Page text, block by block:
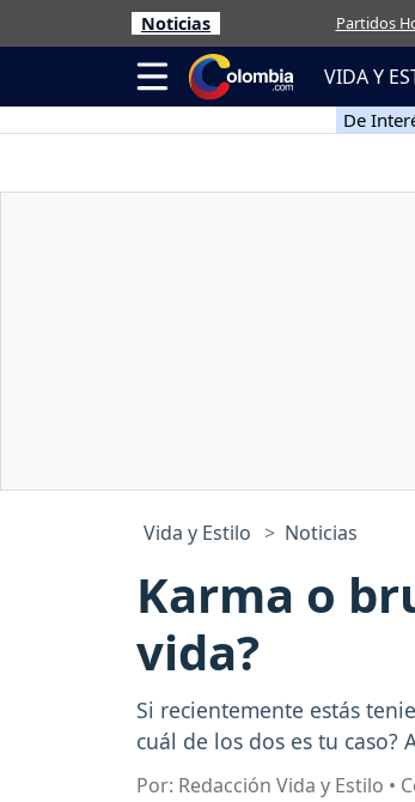
Noticias Partidos
VIDA Y
De
Vida y Estilo Noticias
Karma o
vida?
Si recientemente estás
cuál de los dos es tu caso?
Por: Redacción Vida y Estilo •